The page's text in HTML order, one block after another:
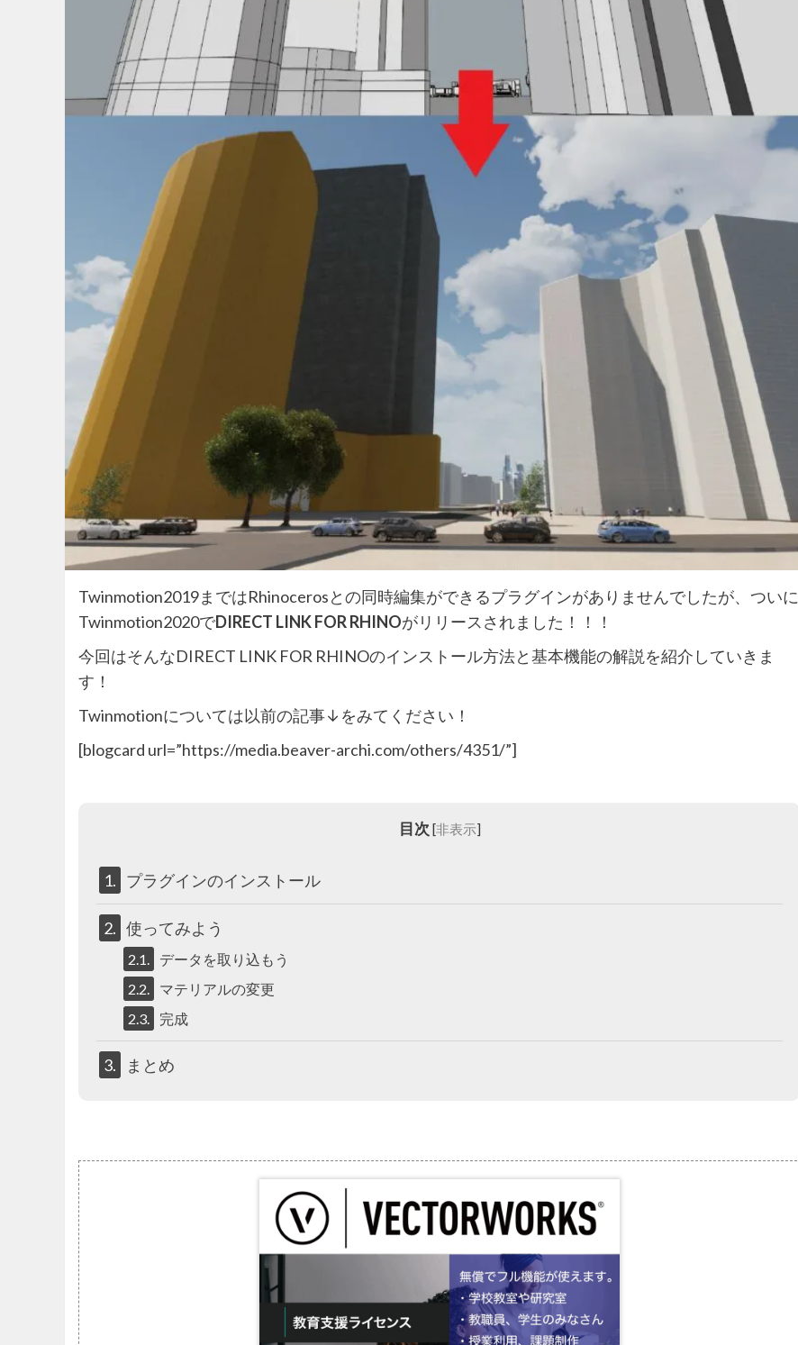
Twinmotion2019まではRhinocerosとの同時編集ができるプラグインがありませんでしたが、ついに
Twinmotion2020でDIRECT LINK FOR RHINOがリリースされました！！！
今回はそんなDIRECT LINK FOR RHINOのインストール方法と基本機能の解説を紹介していきま
す！
Twinmotionについては以前の記事↓をみてください！
[blogcard url=”https://media.beaver-archi.com/others/4351/”]
目次 [非表示]
1. プラグインのインストール
2. 使ってみよう
2.1.
データを取り込もう
2.2.
マテリアルの変更
2.3.
完成
3. まとめ